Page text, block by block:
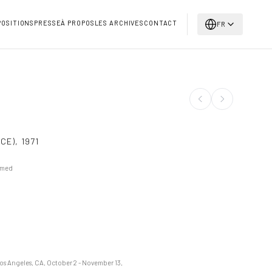
PRESSEÀ PROPOS LES ARCHIVES CONTACT FR
, 1971
Angeles, CA, October 2 - November 13,